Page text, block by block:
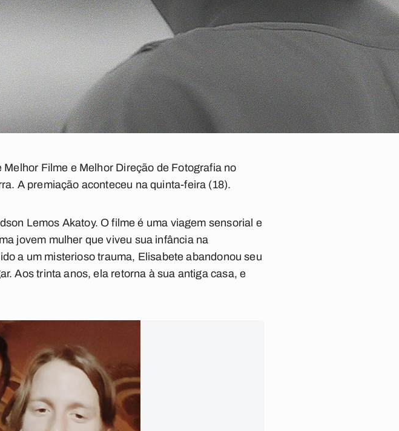
Filme e Melhor Direção de Fotografia no
A premiação aconteceu na quinta-feira (18).
Lemos Akatoy. O filme é uma viagem sensorial e
jovem mulher que viveu sua infância na
a um misterioso trauma, Elisabete abandonou seu
Aos trinta anos, ela retorna à sua antiga casa, e